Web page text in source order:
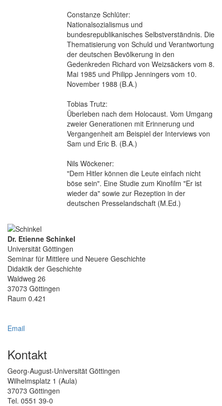
Constanze Schlüter:
Nationalsozialismus und
bundesrepublikanisches Selbstverständnis. Die
Thematisierung von Schuld und Verantwortung
der deutschen Bevölkerung in den
Gedenkreden Richard von Weizsäckers vom 8.
Mai 1985 und Philipp Jenningers vom 10.
November 1988 (B.A.)
Tobias Trutz:
Überleben nach dem Holocaust. Vom Umgang
zweier Generationen mit Erinnerung und
Vergangenheit am Beispiel der Interviews von
Sam und Eric B. (B.A.)
Nils Wöckener:
"Dem Hitler können die Leute einfach nicht
böse sein". Eine Studie zum Kinofilm "Er ist
wieder da" sowie zur Rezeption in der
deutschen Presselandschaft (M.Ed.)
Dr. Etienne Schinkel
Universität Göttingen
Seminar für Mittlere und Neuere Geschichte
Didaktik der Geschichte
Waldweg 26
37073 Göttingen
Raum 0.421
Email
Kontakt
Georg-August-Universität Göttingen
Wilhelmsplatz 1 (Aula)
37073 Göttingen
Tel. 0551 39-0